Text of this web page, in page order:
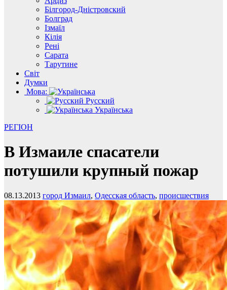
Білгород-Дністровский
Болград
Ізмаїл
Кілія
Рені
Сарата
Тарутине
Світ
Думки
Мова:
Русский
Українська
РЕГІОН
В Измаиле спасатели
потушили крупный пожар
08.13.2013 город Измаил, Одесская область, происшествия